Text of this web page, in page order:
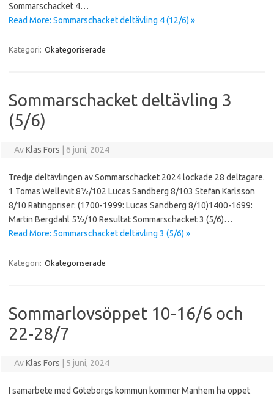
Sommarschacket 4…
Read More: Sommarschacket deltävling 4 (12/6) »
Kategori: Okategoriserade
Sommarschacket deltävling 3
(5/6)
AvKlas Fors 6 juni, 2024
Tredje deltävlingen av Sommarschacket 2024 lockade 28 deltagare.
1 Tomas Wellevit 8½/102 Lucas Sandberg 8/103 Stefan Karlsson
8/10 Ratingpriser: (1700-1999: Lucas Sandberg 8/10)1400-1699:
Martin Bergdahl 5½/10 Resultat Sommarschacket 3 (5/6)…
Read More: Sommarschacket deltävling 3 (5/6) »
Kategori: Okategoriserade
Sommarlovsöppet 10-16/6 och
22-28/7
AvKlas Fors 5 juni, 2024
I samarbete med Göteborgs kommun kommer Manhem ha öppet